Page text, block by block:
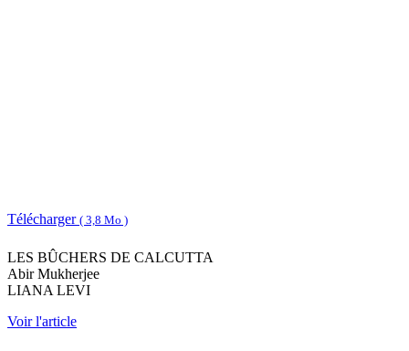
Télécharger ( 3,8 Mo )
LES BÛCHERS DE CALCUTTA
Abir Mukherjee
LIANA LEVI
Voir l'article